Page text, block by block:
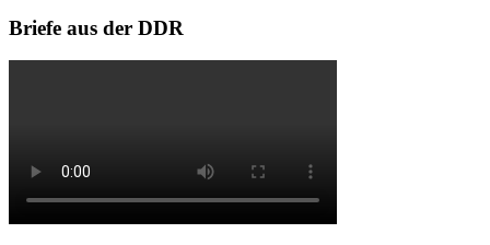
Briefe aus der DDR